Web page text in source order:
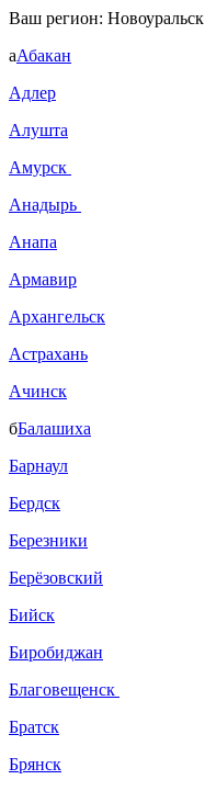
Ваш регион: Новоуральск
аАбакан
Адлер
Алушта
Амурск
Анадырь
Анапа
Армавир
Архангельск
Астрахань
Ачинск
бБалашиха
Барнаул
Бердск
Березники
Берёзовский
Бийск
Биробиджан
Благовещенск
Братск
Брянск